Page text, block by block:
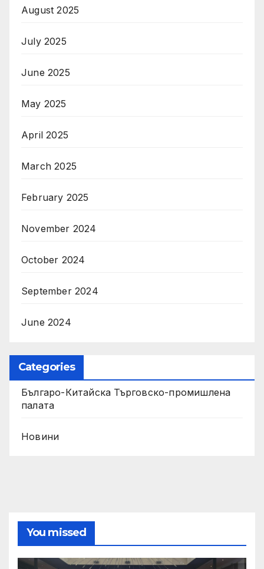
August 2025
July 2025
June 2025
May 2025
April 2025
March 2025
February 2025
November 2024
October 2024
September 2024
June 2024
Categories
Българо-Китайска Търговско-промишлена
палaта
Новини
You missed